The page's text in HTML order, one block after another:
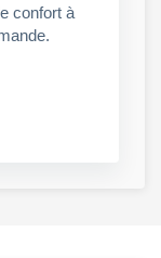
confort à